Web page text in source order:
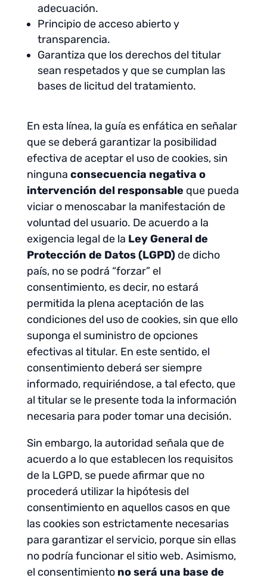
adecuación.
Principio de acceso abierto y
transparencia.
Garantiza que los derechos del titular
sean respetados y que se cumplan las
bases de licitud del tratamiento.
En esta línea, la guía es enfática en señalar
que se deberá garantizar la posibilidad
efectiva de aceptar el uso de cookies, sin
ninguna consecuencia negativa o
intervención del responsable que pueda
viciar o menoscabar la manifestación de
voluntad del usuario. De acuerdo a la
exigencia legal de la Ley General de
Protección de Datos (LGPD)de dicho
país, no se podrá “forzar” el
consentimiento, es decir, no estará
permitida la plena aceptación de las
condiciones del uso de cookies, sin que ello
suponga el suministro de opciones
efectivas al titular. En este sentido, el
consentimiento deberá ser siempre
informado, requiriéndose, a tal efecto, que
al titular se le presente toda la información
necesaria para poder tomar una decisión.
Sin embargo, la autoridad señala que de
acuerdo a lo que establecen los requisitos
de la LGPD, se puede afirmar que no
procederá utilizar la hipótesis del
consentimiento en aquellos casos en que
las cookies son estrictamente necesarias
para garantizar el servicio, porque sin ellas
no podría funcionar el sitio web. Asimismo,
el consentimiento no será una base de